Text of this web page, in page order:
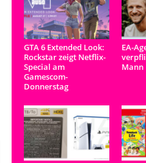
GTA 6 Extended Look:
Rockstar zeigt Netflix-
Special am
Gamescom-
Donnerstag
EA-
Mann